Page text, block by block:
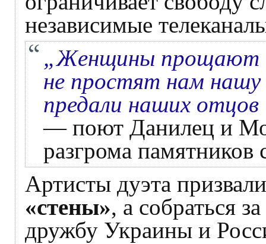
независимые
„Женщины прощают
не простят нам
предали наших отцов
— поют Данилец и
разгрома памятников
Артисты дуэта
«стены», а собраться
дружбу Украины и